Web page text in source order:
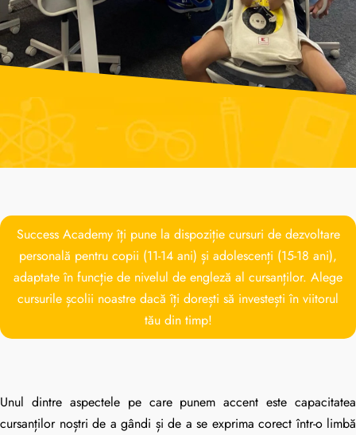
Success Academy îți pune la dispoziție cursuri de dezvoltare
personală pentru copii (11-14 ani) și adolescenți (15-18 ani),
adaptate în funcție de nivelul de engleză al cursanților. Alege
cursurile școlii noastre dacă îți dorești să investești în viitorul
tău din timp!
Unul dintre aspectele pe care punem accent este capacitatea
cursanților noștri de a gândi și de a se exprima corect într-o limbă